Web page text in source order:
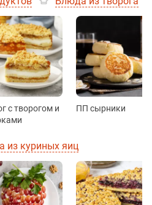
с творогом и
ПП сырники
из куриных яиц